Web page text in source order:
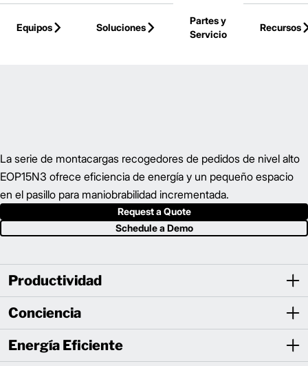
Equipos
Soluciones
Partes y
Servicio
Recursos
La serie de montacargas recogedores de pedidos de nivel alto
EOP15N3 ofrece eficiencia de energía y un pequeño espacio
en el pasillo para maniobrabilidad incrementada.
Request a Quote
Schedule a Demo
Productividad
Conciencia
Energía Eficiente